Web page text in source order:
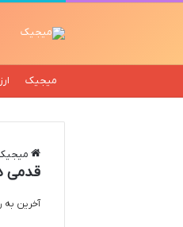
میجیک
قدمی
آخرین به روز